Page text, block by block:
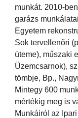
munkát. 2010-
garázs
Egyetem
Sok tervellenőri
üteme), műszaki
Üzemcsarnok),
tömbje, Bp.,
Mintegy 600
mértékig meg is
Munkáiról az